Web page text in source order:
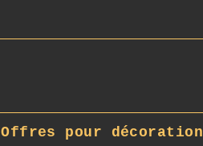
Offres pour décoration